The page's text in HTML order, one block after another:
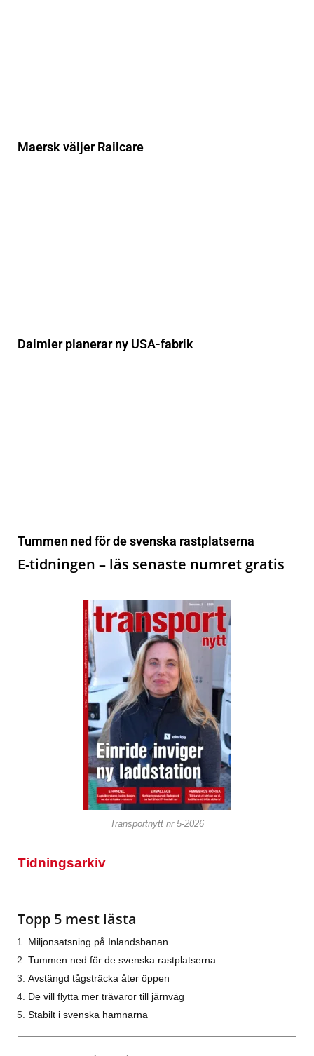
Maersk väljer Railcare
Daimler planerar ny USA-fabrik
Tummen ned för de svenska rastplatserna
E-tidningen – läs senaste numret gratis
Transportnytt nr 5-2026
Tidningsarkiv
Topp 5 mest lästa
Miljonsatsning på Inlandsbanan
Tummen ned för de svenska rastplatserna
Avstängd tågsträcka åter öppen
De vill flytta mer trävaror till järnväg
Stabilt i svenska hamnarna